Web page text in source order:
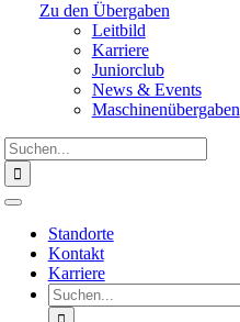
Zu den Übergaben
Leitbild
Karriere
Juniorclub
News & Events
Maschinenübergaben
Suche
nach:
Toggle
NavigationStandorte
Kontakt
Karriere
Suche
nach: